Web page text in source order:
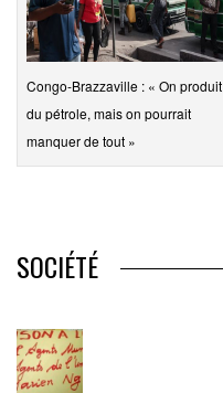
Congo-Brazzaville : « On produit
du pétrole, mais on pourrait
manquer de tout »
SOCIÉTÉ